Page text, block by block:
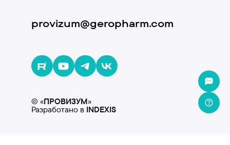
provizum@geropharm.com
© «ПРОВИЗУМ»
Разработано в INDEXIS